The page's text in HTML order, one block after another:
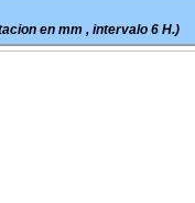
en mm , intervalo 6 H.)